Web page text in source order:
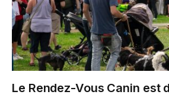
Le Rendez-Vous Canin est